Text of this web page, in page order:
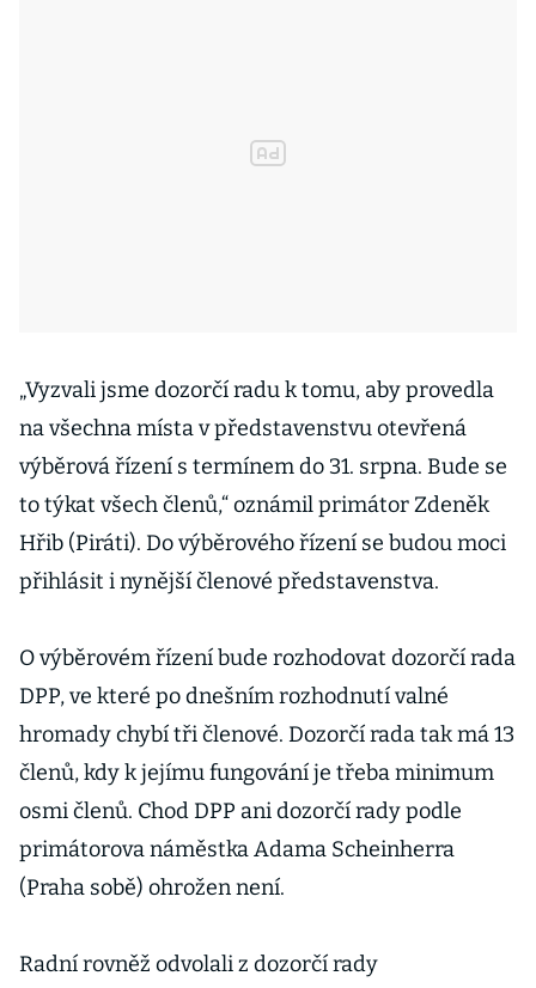
„Vyzvali jsme dozorčí radu k tomu, aby provedla
na všechna místa v představenstvu otevřená
výběrová řízení s termínem do 31. srpna. Bude se
to týkat všech členů,“ oznámil primátor Zdeněk
Hřib (Piráti). Do výběrového řízení se budou moci
přihlásit i nynější členové představenstva.
O výběrovém řízení bude rozhodovat dozorčí rada
DPP, ve které po dnešním rozhodnutí valné
hromady chybí tři členové. Dozorčí rada tak má 13
členů, kdy k jejímu fungování je třeba minimum
osmi členů. Chod DPP ani dozorčí rady podle
primátorova náměstka Adama Scheinherra
(Praha sobě) ohrožen není.
Radní rovněž odvolali z dozorčí rady